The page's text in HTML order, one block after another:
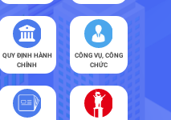
QUY ĐỊNH HÀNH
CHÍNH
CÔNG VỤ, CÔNG
CHỨC